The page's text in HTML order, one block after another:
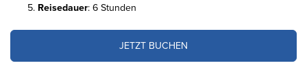
Reisedauer: 6 Stunden
JETZT BUCHEN